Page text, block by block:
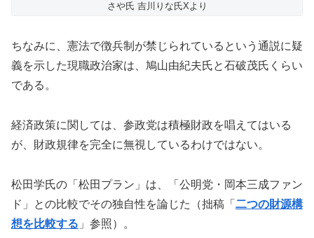
さや氏 吉川りな氏Xより
ちなみに、憲法で徴兵制が禁じられているという通説に疑
義を示した現職政治家は、鳩山由紀夫氏と石破茂氏くらい
である。
経済政策に関しては、参政党は積極財政を唱えてはいる
が、財政規律を完全に無視しているわけではない。
松田学氏の「松田プラン」は、「公明党・岡本三成ファン
ド」との比較でその独自性を論じた（拙稿「 二つの財源構
想を比較する 」参照）。